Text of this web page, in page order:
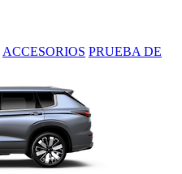
ACCESORIOS PRUEBA DE